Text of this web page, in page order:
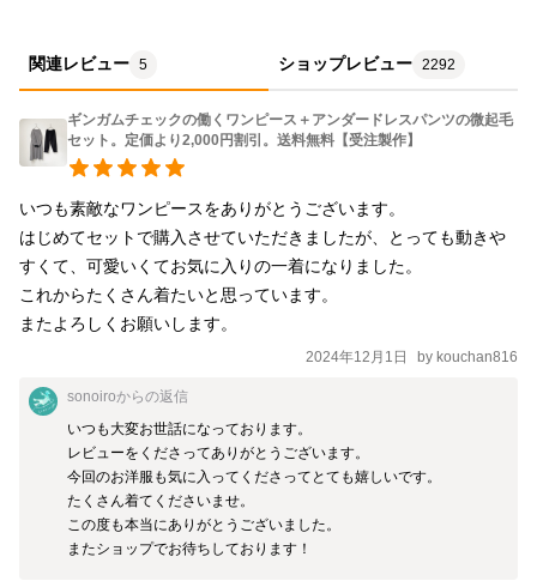
れそうなワンピースに仕上がりました。 ーーーーーーーーーー 使
すら起毛させた中肉厚の生地。 モノトーンの小さいギンガムチェ
ックなので 大人テイストなカジュアルスタイルが完成します。 し
っかり安心感のある生地ですが、リネンのさっくりした手触りが
残っていて自然なシワも楽しんでいただけそう。 起毛感はほんの
少しで、本当に、うっすら起毛しているのかな？くらいの感じで
す。 ーーーーーーーーーー 着心地について 袖口に伸び縮みする
リブを付けたので腕まくりがピタッと止まります。 クシュっと程
よいボリューム袖がかわいいです。 背中の開きで脱ぎ着しやすく
す。 背中の切り替え下にはタックを入れて、身幅が広めのゆった
りタイプ。 ほんのりドロップショルダーでオーバーサイズ感がか
っこ良く仕上がっています。 両サイドにシームポケットあり。 *
サイズ* （フリーサイズ） 身幅 60㎝ 着丈 105㎝ 袖
丈 48㎝ 裄丈 74㎝ 平置きした状態で測ったもの
です。多少の誤差はご容赦ください。 *素材* 本
関連レビュー 5 ショップレビュー 2292
ギンガムチェックの働くワンピース＋アンダードレスパンツの微起毛
セット。定価より2,000円割引。送料無料【受注製作】
いつも素敵なワンピースをありがとうございます。
はじめてセットで購入させていただきましたが、とっても動きや
すくて、可愛いくてお気に入りの一着になりました。
これからたくさん着たいと思っています。
またよろしくお願いします。
2024年12月1日 by kouchan816
sonoiroからの返信
いつも大変お世話になっております。
レビューをくださってありがとうございます。
今回のお洋服も気に入ってくださってとても嬉しいです。
たくさん着てくださいませ。
この度も本当にありがとうございました。
またショップでお待ちしております！